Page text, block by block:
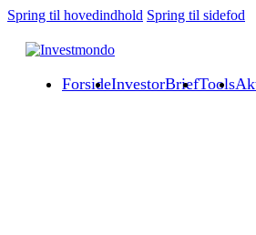
Spring til hovedindhold Spring til sidefod
ForsideInvestorBriefTools